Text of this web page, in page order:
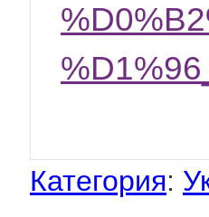
Категория: